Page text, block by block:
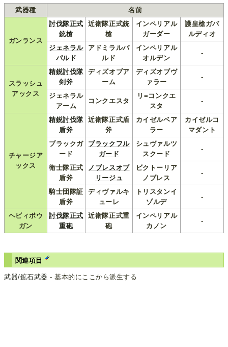
武器種 名前
ガンランス
討伐隊正式
銃槍
近衛隊正式銃
槍
インペリアル
ガーダー
護皇槍ガバ
ルディオ
ジェネラル
パルド
アドミラルパ
ルド
インペリアル
オルデン
-
スラッシュ
アックス
精鋭討伐隊
剣斧
ディズオブア
ーム
ディズオブヴ
ァラー
-
ジェネラル
アーム
コンクエスタ
リ=コンクエ
スタ
-
チャージア
ックス
精鋭討伐隊
盾斧
近衛隊正式盾
斧
カイゼルベア
ラー
カイゼルコ
マダント
ブラックガ
ード
ブラックフル
ガード
シュヴァルツ
スクード
-
衛士隊正式
盾斧
ノブレスオブ
リージュ
ビクトーリア
ノブレス
-
騎士団隊証
盾斧
ディヴァルキ
ューレ
トリスタンイ
ゾルデ
-
ヘビィボウ
ガン
討伐隊正式
重砲
近衛隊正式重
砲
インペリアル
カノン
-
関連項目
武器/鉱石武器 - 基本的にここから派生する